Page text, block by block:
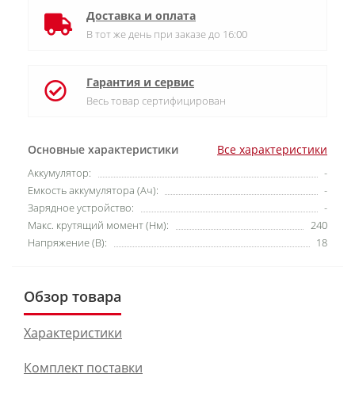
Основные характеристики Все характеристики
Аккумулятор:
-
Емкость аккумулятора (Ач):
-
Зарядное устройство:
-
Макс. крутящий момент (Нм):
240
Напряжение (В):
18
Доставка и оплата
В тот же день при заказе до 16:00
Гарантия и сервис
Весь товар сертифицирован
Обзор товара
Характеристики
Комплект поставки